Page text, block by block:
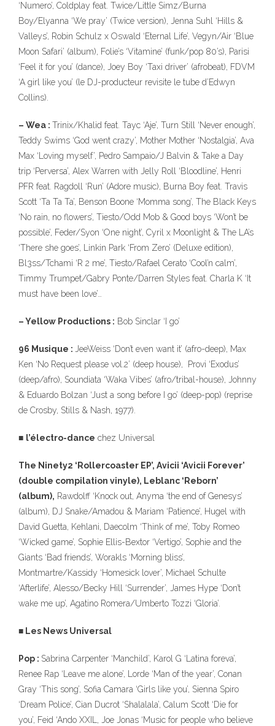
‘Numero’, Coldplay feat. Twice/Little Simz/Burna
Boy/Elyanna ‘We pray’ (Twice version), Jenna Suhl ‘Hills &
Valleys’, Robin Schulz x Oswald ‘Eternal Life’, Vegyn/Air ‘Blue
Moon Safari’ (album), Folie’s ‘Vitamine’ (funk/pop 80’s), Parisi
‘Feel it for you’ (dance), Joey Boy ‘Taxi driver’ (afrobeat), FDVM
‘A girl like you’ (le DJ-producteur revisite le tube d’Edwyn
Collins).
– Wea : Trinix/Khalid feat. Tayc ‘Aje’, Turn Still ‘Never enough’,
Teddy Swims ‘God went crazy’, Mother Mother ‘Nostalgia’, Ava
Max ‘Loving myself’, Pedro Sampaio/J Balvin & Take a Day
trip ‘Perversa’, Alex Warren with Jelly Roll ‘Bloodline’, Henri
PFR feat. Ragdoll ‘Run’ (Adore music), Burna Boy feat. Travis
Scott ‘Ta Ta Ta’, Benson Boone ‘Momma song’, The Black Keys
‘No rain, no flowers’, Tiesto/Odd Mob & Good boys ‘Won’t be
possible’, Feder/Syon ‘One night’, Cyril x Moonlight & The LA’s
‘There she goes’, Linkin Park ‘From Zero’ (Deluxe edition),
Bl3ss/Tchami ‘R 2 me’, Tiesto/Rafael Cerato ‘Cool’n calm’,
Timmy Trumpet/Gabry Ponte/Darren Styles feat. Charla K ‘It
must have been love’…
– Yellow Productions : Bob Sinclar ‘I go’
96 Musique : JeeWeiss ‘Don’t even want it’ (afro-deep), Max
Ken ‘No Request please vol.2’ (deep house), Provi ‘Exodus’
(deep/afro), Soundiata ‘Waka Vibes’ (afro/tribal-house), Johnny
& Eduardo Bolzan ‘Just a song before I go’ (deep-pop) (reprise
de Crosby, Stills & Nash, 1977).
■ l’électro-dance chez Universal
The Ninety2 ‘Rollercoaster EP’, Avicii ‘Avicii Forever’
(double compilation vinyle), Leblanc ‘Reborn’
(album), Rawdolff ‘Knock out, Anyma ‘the end of Genesys’
(album), DJ Snake/Amadou & Mariam ‘Patience’, Hugel with
David Guetta, Kehlani, Daecolm ‘Think of me’, Toby Romeo
‘Wicked game’, Sophie Ellis-Bextor ‘Vertigo’, Sophie and the
Giants ‘Bad friends’, Worakls ‘Morning bliss’,
Montmartre/Kassidy ‘Homesick lover’, Michael Schulte
‘Afterlife’, Alesso/Becky Hill ‘Surrender’, James Hype ‘Don’t
wake me up’, Agatino Romera/Umberto Tozzi ‘Gloria’.
■ Les News Universal
Pop : Sabrina Carpenter ‘Manchild’, Karol G ‘Latina foreva’,
Renee Rap ‘Leave me alone’, Lorde ‘Man of the year’, Conan
Gray ‘This song’, Sofia Camara ‘Girls like you’, Sienna Spiro
‘Dream Police’, Cian Ducrot ‘Shalalala’, Calum Scott ‘Die for
you’, Feid ‘Ando XXIL, Joe Jonas ‘Music for people who believe